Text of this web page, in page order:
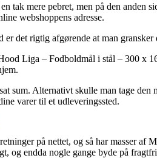
mere pebret, men på den anden
webshoppens adresse.
det rigtig afgørende at man
Liga – Fodboldmål i stål – 300 x
sum. Alternativt skulle man tage
varer til et udleveringssted.
på nettet, og så har masser
og endda nogle gange byde på